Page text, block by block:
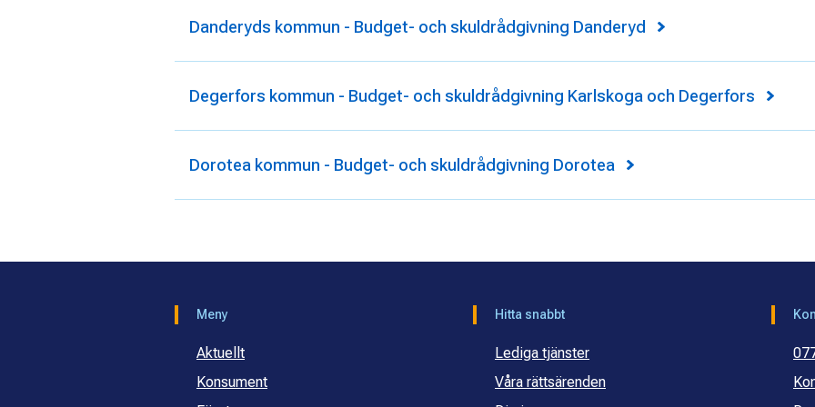
Danderyds kommun - Budget- och skuldrådgivning Danderyd
Degerfors kommun - Budget- och skuldrådgivning Karlskoga och Degerfors
Dorotea kommun - Budget- och skuldrådgivning Dorotea
Meny
Aktuellt
Konsument
Hitta snabbt
Lediga tjänster
Våra rättsärenden